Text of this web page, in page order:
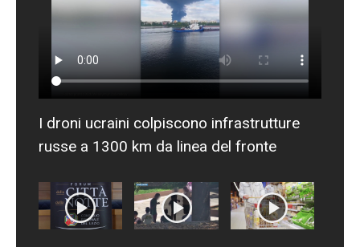
I droni ucraini colpiscono infrastrutture
russe a 1300 km da linea del fronte